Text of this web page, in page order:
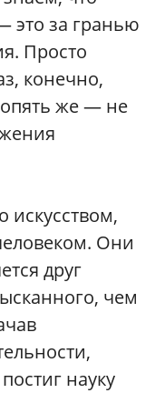
это за гранью
Просто
конечно,
же — не
искусством,
Они
друг
чем
науку